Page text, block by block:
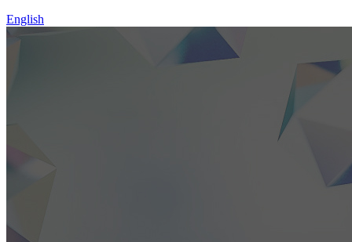
English